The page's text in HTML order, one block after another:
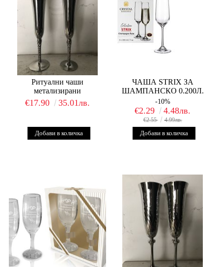
Ритуални чаши
метализирани
€17.90 35.01лв.
ЧАША STRIX ЗА
ШАМПАНСКО 0.200Л.
-10%
€2.29 4.48лв.
€2.55 4.99лв.